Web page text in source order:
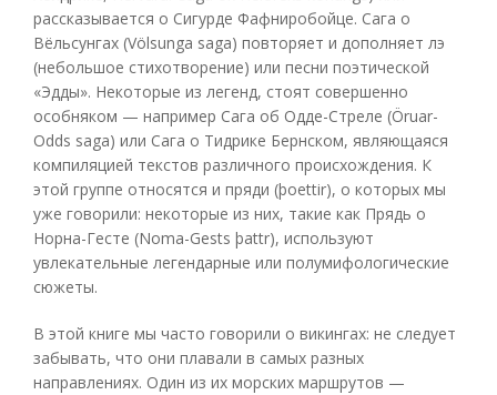
рассказывается о Сигурде Фафниробойце. Сага о
Вёльсунгах (Völsunga saga) повторяет и дополняет лэ
(небольшое стихотворение) или песни поэтической
«Эдды». Некоторые из легенд, стоят совершенно
особняком — например Сага об Одде-Стреле (Öruar-
Odds saga) или Сага о Тидрике Бернском, являющаяся
компиляцией текстов различного происхождения. К
этой группе относятся и пряди (þoettir), о которых мы
уже говорили: некоторые из них, такие как Прядь о
Норна-Гесте (Noma-Gests þattr), используют
увлекательные легендарные или полумифологические
сюжеты.
В этой книге мы часто говорили о викингах: не следует
забывать, что они плавали в самых разных
направлениях. Один из их морских маршрутов —